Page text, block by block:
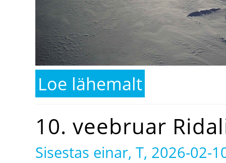
Loe lähemalt
10. veebruar
Sisestas einar, T, 2026-02-